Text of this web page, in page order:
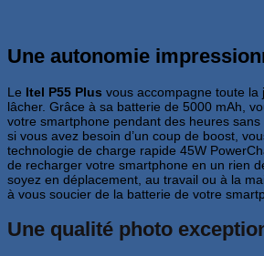
Une autonomie
Le Itel P55 Plus vous accompagne toute la
lâcher. Grâce à sa batterie de 5000 mAh,
votre smartphone pendant des heures
si vous avez besoin d’un coup de boost,
technologie de charge rapide 45W
de recharger votre smartphone en un rien
soyez en déplacement, au travail ou à la
à vous soucier de la batterie de votre
Une qualité photo